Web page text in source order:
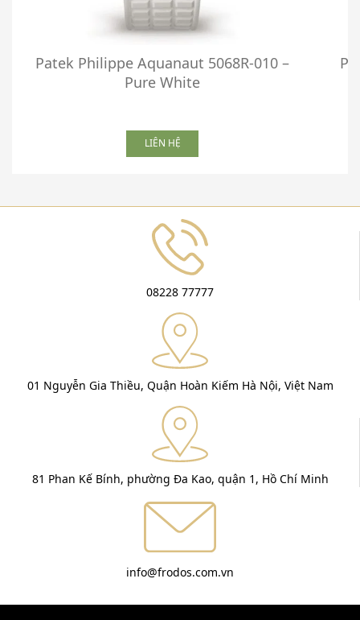
Patek Philippe Aquanaut 5068R-010 –
Pure White
LIÊN HỆ
08228 77777
01 Nguyễn Gia Thiều, Quận Hoàn Kiếm Hà Nội, Việt Nam
81 Phan Kế Bính, phường Đa Kao, quận 1, Hồ Chí Minh
info@frodos.com.vn